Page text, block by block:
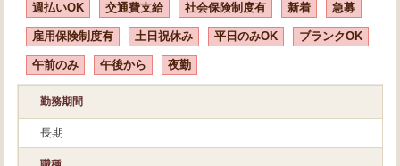
週払いOK 交通費支給 社会保険制度有 新着 急募
雇用保険制度有 土日祝休み 平日のみOK ブランクOK
午前のみ 午後から 夜勤
勤務期間
長期